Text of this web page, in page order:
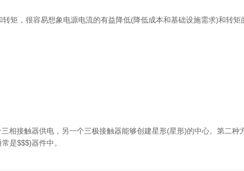
矩，很容易想象电源电流的有益降低(降低成本和基础设施需求)和转矩
相接触器供电，另一个三极接触器能够创建星形(星形)的中心。第二种
是$$$)器件中。